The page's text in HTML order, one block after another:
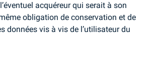
acquéreur qui serait à son
obligation de conservation et de
données vis à vis de l’utilisateur du